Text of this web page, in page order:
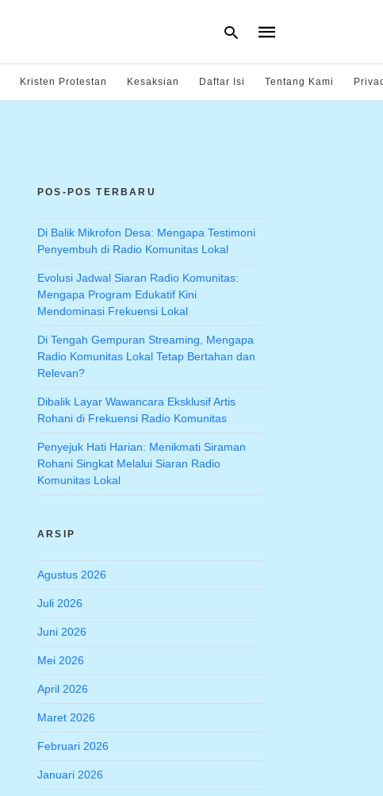
Kristen Protestan Kesaksian Daftar Isi Tentang Kami
POS-POS TERBARU
Di Balik Mikrofon Desa: Mengapa Testimoni
Penyembuh di Radio Komunitas Lokal
Evolusi Jadwal Siaran Radio Komunitas:
Mengapa Program Edukatif Kini
Mendominasi Frekuensi Lokal
Di Tengah Gempuran Streaming, Mengapa
Radio Komunitas Lokal Tetap Bertahan dan
Relevan?
Dibalik Layar Wawancara Eksklusif Artis
Rohani di Frekuensi Radio Komunitas
Penyejuk Hati Harian: Menikmati Siraman
Rohani Singkat Melalui Siaran Radio
Komunitas Lokal
ARSIP
Agustus 2026
Juli 2026
Juni 2026
Mei 2026
April 2026
Maret 2026
Februari 2026
Januari 2026